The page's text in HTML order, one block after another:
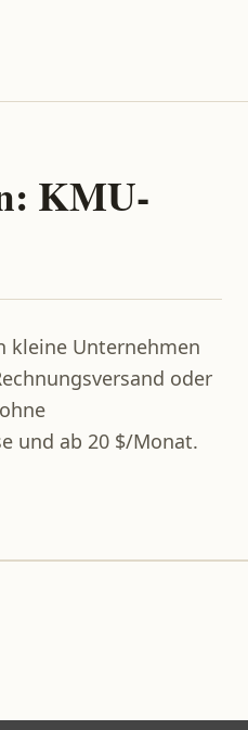
KMU-
kleine Unternehmen
oder
und ab 20 $/Monat.